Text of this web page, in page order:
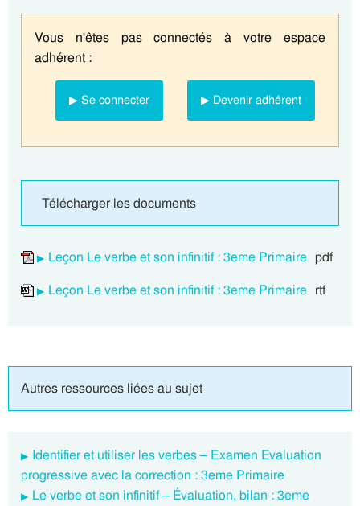
Vous n'êtes pas connectés à votre espace
adhérent :
▶ Se connecter ▶ Devenir adhérent
Télécharger les documents
Leçon Le verbe et son infinitif : 3eme Primaire pdf
Leçon Le verbe et son infinitif : 3eme Primaire rtf
Autres ressources liées au sujet
Identifier et utiliser les verbes – Examen Evaluation
progressive avec la correction : 3eme Primaire
Le verbe et son infinitif – Évaluation, bilan : 3eme